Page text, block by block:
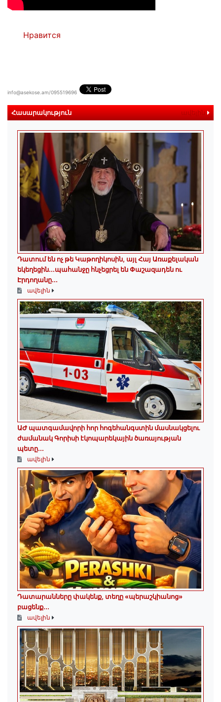
Нравится
info@asekose.am/095519696
Հասարակություն ավելին
Դատում են ոչ թե Կաթողիկոսին, այլ Հայ Առաքելական
եկեղեցին․․․պահանջը հնչեցրել են Փաշազադեն ու
Էրդողանը․․․
ավելին
ԱԺ պատգամավորի հոր հոգեհանգստին մասնակցելու
ժամանակ Գորիսի էկոպարեկային ծառայության
պետը...
ավելին
Դատարանները փակենք, տեղը «պերաշկիանոց»
բացենք․․․
ավելին